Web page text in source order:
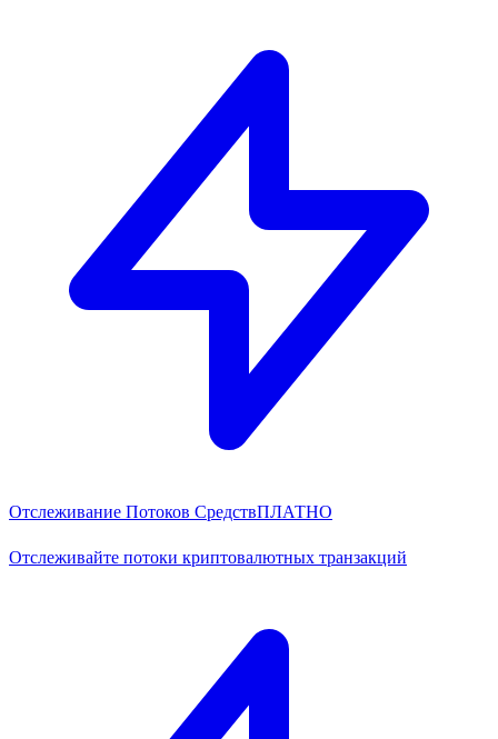
Отслеживание Потоков СредствПЛАТНО
Отслеживайте потоки криптовалютных транзакций